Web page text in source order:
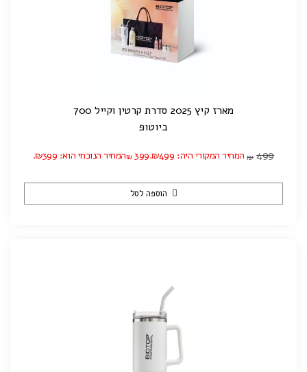
מארז קיץ 2025 סדרת קרטין וקייל 700
ביוטופ
₪ 499 המחיר המקורי היה: ₪499. ₪ 399 המחיר הנוכחי הוא: ₪399.
הוספה לסל